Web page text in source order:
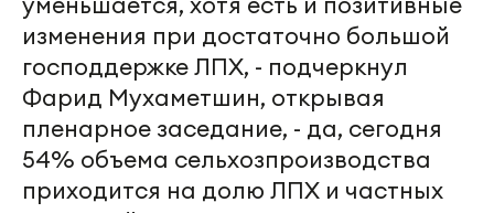
изменения при достаточно большой
господдержке ЛПХ, - подчеркнул
Фарид Мухаметшин, открывая
пленарное заседание, - да, сегодня
54% объема сельхозпроизводства
приходится на долю ЛПХ и частных